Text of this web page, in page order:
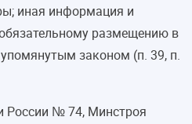
иная информация и
размещению в
упомянутым законом (п. 39, п.
России № 74, Минстроя